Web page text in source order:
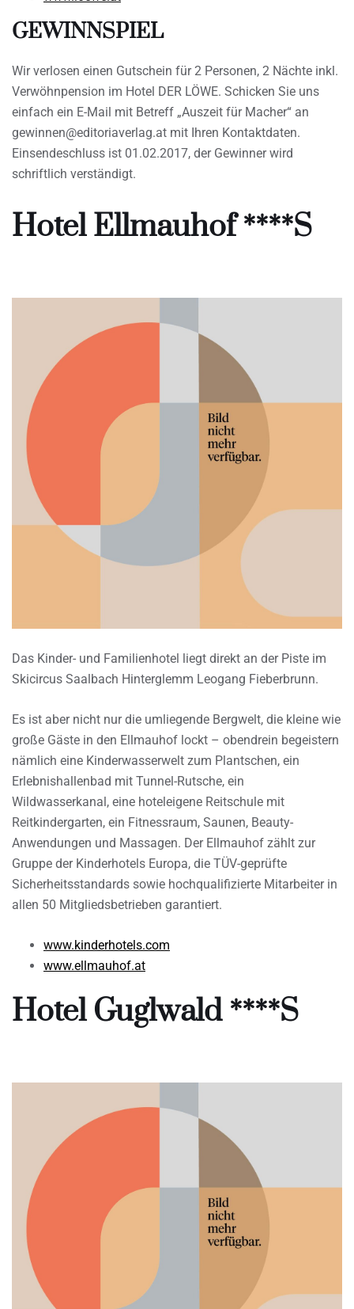
GEWINNSPIEL
Wir verlosen einen Gutschein für 2 Personen, 2 Nächte inkl.
Verwöhnpension im Hotel DER LÖWE. Schicken Sie uns
einfach ein E-Mail mit Betreff „Auszeit für Macher“ an
gewinnen@editoriaverlag.at mit Ihren Kontaktdaten.
Einsendeschluss ist 01.02.2017, der Gewinner wird
schriftlich verständigt.
Hotel Ellmauhof ****S
Das Kinder- und Familienhotel liegt direkt an der Piste im
Skicircus Saalbach Hinterglemm Leogang Fieberbrunn.
Es ist aber nicht nur die umliegende Bergwelt, die kleine wie
große Gäste in den Ellmauhof lockt – obendrein begeistern
nämlich eine Kinderwasserwelt zum Plantschen, ein
Erlebnishallenbad mit Tunnel-Rutsche, ein
Wildwasserkanal, eine hoteleigene Reitschule mit
Reitkindergarten, ein Fitnessraum, Saunen, Beauty-
Anwendungen und Massagen. Der Ellmauhof zählt zur
Gruppe der Kinderhotels Europa, die TÜV-geprüfte
Sicherheitsstandards sowie hochqualifizierte Mitarbeiter in
allen 50 Mitgliedsbetrieben garantiert.
www.kinderhotels.com
www.ellmauhof.at
Hotel Guglwald ****S